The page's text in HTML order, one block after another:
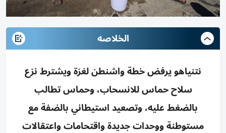
الخلاصه
نتنياهو يرفض خطة واشنطن لغزة ويشترط نزع
سلاح حماس للانسحاب، وحماس تطالب
بالضغط عليه، وتصعيد استيطاني بالضفة مع
مستوطنة ووحدات جديدة واقتحامات واعتقالات